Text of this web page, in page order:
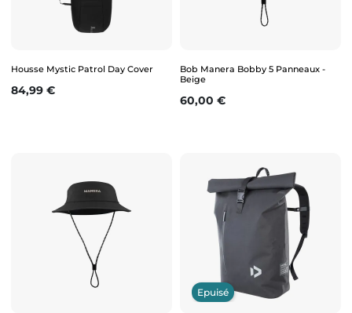
Housse Mystic Patrol Day Cover
Prix
84,99 €
Bob Manera Bobby 5 Panneaux -
Beige
Prix
60,00 €
Epuisé